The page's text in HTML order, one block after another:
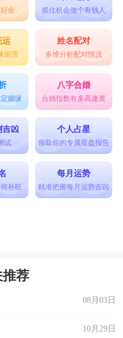
命 抓住机会做个有钱人
运
困惑
姓名配对
多维分析配对情况
姻缘
八字合婚
合婚指数有多高速查
吉凶
试
个人占星
领取你的专属星盘报告
补旺
每月运势
精准把握每月运势吉凶
推荐
08月03日
10月29日